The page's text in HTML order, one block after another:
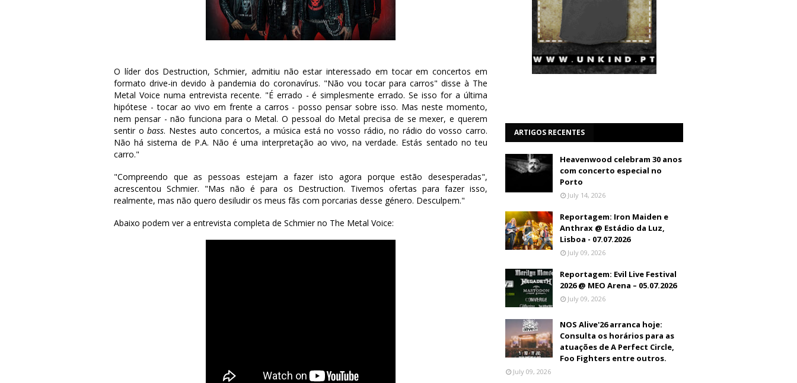
O líder dos Destruction, Schmier, admitiu não estar interessado em tocar em concertos em
formato drive-in devido à pandemia do coronavírus. "Não vou tocar para carros" disse à The
Metal Voice numa entrevista recente. "É errado - é simplesmente errado. Se isso for a última
hipótese - tocar ao vivo em frente a carros - posso pensar sobre isso. Mas neste momento,
nem pensar - não funciona para o Metal. O pessoal do Metal precisa de se mexer, e querem
sentir obass. Nestes auto concertos, a música está no vosso rádio, no rádio do vosso carro.
Não há sistema de P.A. Não é uma interpretação ao vivo, na verdade. Estás sentado no teu
carro."
"Compreendo que as pessoas estejam a fazer isto agora porque estão desesperadas",
acrescentou Schmier. "Mas não é para os Destruction. Tivemos ofertas para fazer isso,
realmente, mas não quero desiludir os meus fãs com porcarias desse género. Desculpem."
Abaixo podem ver a entrevista completa de Schmier no The Metal Voice:
ARTIGOS RECENTES
Heavenwood celebram 30 anos
com concerto especial no
Porto
July 14, 2026
Reportagem: Iron Maiden e
Anthrax @ Estádio da Luz,
Lisboa - 07.07.2026
July 09, 2026
Reportagem: Evil Live Festival
2026 @ MEO Arena – 05.07.2026
July 09, 2026
NOS Alive'26 arranca hoje:
Consulta os horários para as
atuações de A Perfect Circle,
Foo Fighters entre outros.
July 09, 2026